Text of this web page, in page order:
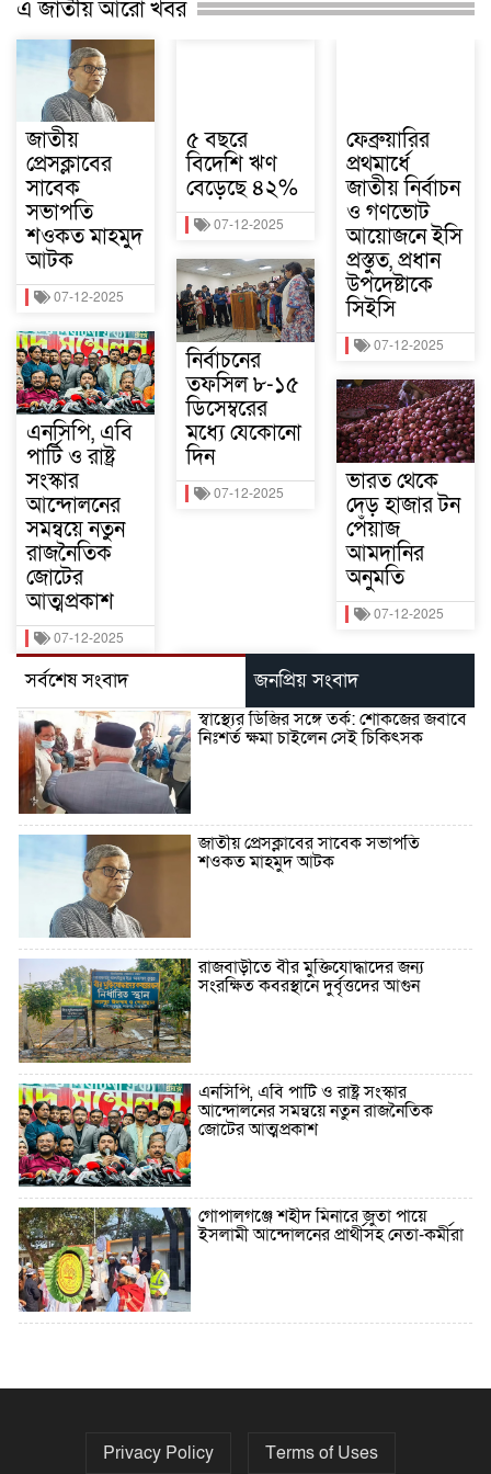
এ জাতীয় আরো খবর
জাতীয়
প্রেসক্লাবের
সাবেক
সভাপতি
শওকত মাহমুদ
আটক
07-12-2025
এনসিপি, এবি
পার্টি ও রাষ্ট্র
সংস্কার
আন্দোলনের
সমন্বয়ে নতুন
রাজনৈতিক
জোটের
আত্মপ্রকাশ
07-12-2025
৫ বছরে
বিদেশি ঋণ
বেড়েছে ৪২%
07-12-2025
নির্বাচনের
তফসিল ৮-১৫
ডিসেম্বরের
মধ্যে যেকোনো
দিন
07-12-2025
ফেব্রুয়ারির
প্রথমার্ধে
জাতীয় নির্বাচন
ও গণভোট
আয়োজনে ইসি
প্রস্তুত, প্রধান
উপদেষ্টাকে
সিইসি
07-12-2025
ভারত থেকে
দেড় হাজার টন
পেঁয়াজ
আমদানির
অনুমতি
07-12-2025
সর্বশেষ সংবাদ জনপ্রিয় সংবাদ
স্বাস্থ্যের ডিজির সঙ্গে তর্ক: শোকজের জবাবে
নিঃশর্ত ক্ষমা চাইলেন সেই চিকিৎসক
জাতীয় প্রেসক্লাবের সাবেক সভাপতি
শওকত মাহমুদ আটক
রাজবাড়ীতে বীর মুক্তিযোদ্ধাদের জন্য
সংরক্ষিত কবরস্থানে দুর্বৃত্তদের আগুন
এনসিপি, এবি পার্টি ও রাষ্ট্র সংস্কার
আন্দোলনের সমন্বয়ে নতুন রাজনৈতিক
জোটের আত্মপ্রকাশ
গোপালগঞ্জে শহীদ মিনারে জুতা পায়ে
ইসলামী আন্দোলনের প্রার্থীসহ নেতা-কর্মীরা
নির্বাচনের তফসিল ৮-১৫ ডিসেম্বরের মধ্যে
Privacy Policy Terms of Uses